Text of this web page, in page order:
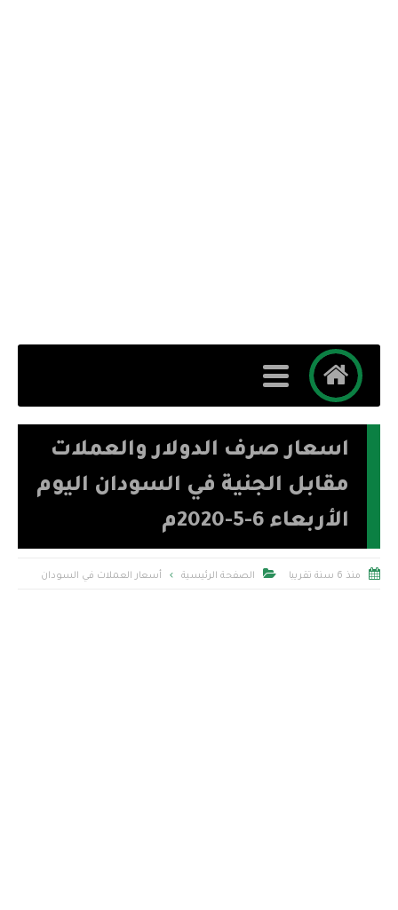
اسعار صرف الدولار والعملات
مقابل الجنية في السودان اليوم
الأربعاء 6-5-2020م
 منذ 6 سنة تقريبا  الصفحة الرئيسية أسعار العملات في السودان